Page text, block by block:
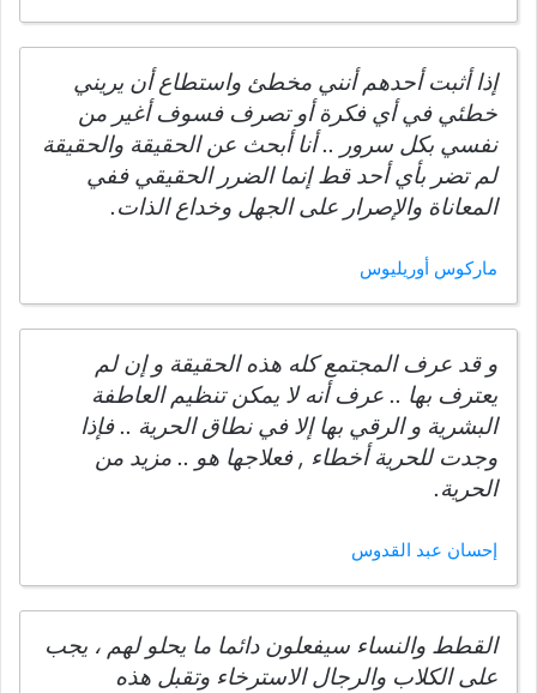
إذا أثبت أحدهم أنني مخطئ واستطاع أن يريني
خطئي في أي فكرة أو تصرف فسوف أغير من
نفسي بكل سرور .. أنا أبحث عن الحقيقة والحقيقة
لم تضر بأي أحد قط إنما الضرر الحقيقي ففي
المعاناة والإصرار على الجهل وخداع الذات.
ماركوس أوريليوس
و قد عرف المجتمع كله هذه الحقيقة و إن لم
يعترف بها .. عرف أنه لا يمكن تنظيم العاطفة
البشرية و الرقي بها إلا في نطاق الحرية .. فإذا
وجدت للحرية أخطاء , فعلاجها هو .. مزيد من
الحرية.
إحسان عبد القدوس
‏القطط والنساء سيفعلون دائما ما يحلو لهم ، يجب
على الكلاب والرجال الاسترخاء وتقبل هذه